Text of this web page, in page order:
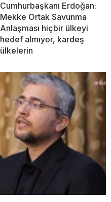
Cumhurbaşkanı Erdoğan:
Mekke Ortak Savunma
Anlaşması hiçbir ülkeyi
hedef almıyor, kardeş
ülkelerin